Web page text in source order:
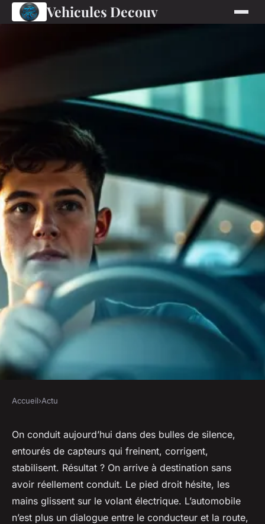
Vehicules Decouv
Explorez les avantages d'un
stage de conduite à mure !
Simonne•12/03/2026 10:29 • 11 min de lecture
Accueil›Actu
On conduit aujourd’hui dans des bulles de silence,
entourés de capteurs qui freinent, corrigent,
stabilisent. Résultat ? On arrive à destination sans
avoir réellement conduit. Le pied droit hésite, les
mains glissent sur le volant électrique. L’automobile
n’est plus un dialogue entre le conducteur et la route,